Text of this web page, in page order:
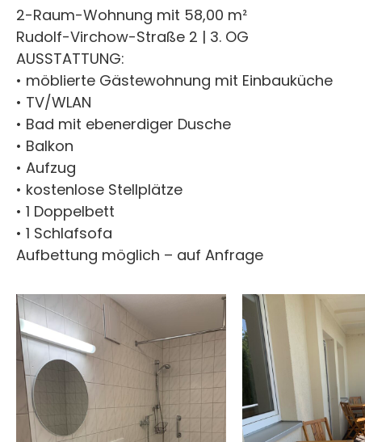
2-Raum-Wohnung mit 58,00 m²
Rudolf-Virchow-Straße 2 | 3. OG
AUSSTATTUNG:
• möblierte Gästewohnung mit Einbauküche
• TV/WLAN
• Bad mit ebenerdiger Dusche
• Balkon
• Aufzug
• kostenlose Stellplätze
• 1 Doppelbett
• 1 Schlafsofa
Aufbettung möglich – auf Anfrage